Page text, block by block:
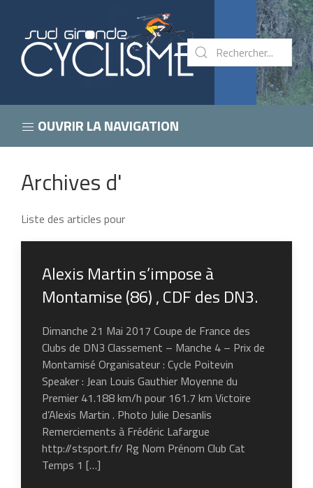
OUVRIR LA NAVIGATION
Archives d'
Liste des articles pour
Alexis Martin s’impose à
Montamise (86) , CDF des DN3.
Dimanche 21 Mai 2017 Coupe de France des
Clubs de DN3 Classement – Manche 4 – Prix de
Montamisé Organisateur : Cycle Poitevin
Speaker : Jean Louis Gauthier Moyenne du
Premier 41.188 km/h pour 161.7 km Victoire
d’Alexis Martin . Photo Julie Desanlis
Remerciements à Frédéric Lafargue
http://stsport.fr/ Rg Nom Prénom Club Cat
Temps 1 […]